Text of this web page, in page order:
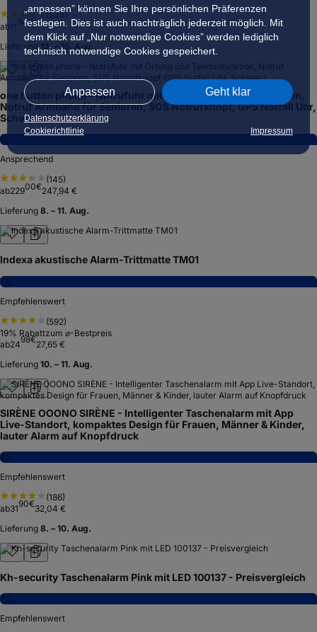
„anpassen” können Sie Ihre persönlichen Präferenzen
festlegen. Dies ist auch nachträglich jederzeit möglich. Mit
dem Klick auf „Nur notwendige Cookies” werden lediglich
technisch notwendige Cookies gespeichert.
Anpassen Geht klar
Datenschutzerklärung
Cookierichtlinie
Impressum
(244)
ab
94€
Lieferung 13. – 15. Aug.
one button phone – Notrufuhr mit Ortung und Telefonfunktion,
Notruf Armband für Senioren, SOS Notrufknopf, GPS Notfall Uhr,
Schwarz
6,9
Ansprechend
(145)
ab22900€247,94 €
Lieferung 8. – 11. Aug.
Indexa akustische Alarm-Trittmatte TM01
7,6
Empfehlenswert
(592)
19% Rabattzum ⌀-Bestpreis
ab2498€27,65 €
Lieferung 10. – 11. Aug.
SIRÈNE OOONO SIRÈNE - Intelligenter Taschenalarm mit App
Live-Standort, kompaktes Design für Frauen, Männer & Kinder,
lauter Alarm auf Knopfdruck
7,5
Empfehlenswert
(186)
ab3190€32,04 €
Lieferung 8. – 10. Aug.
Kh-security Taschenalarm Pink mit LED 100137 - Preisvergleich
7,2
Empfehlenswert